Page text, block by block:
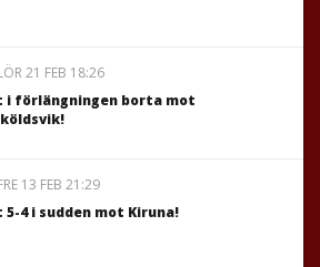
21 FEB 18:26
i förlängningen borta mot
13 FEB 21:29
5-4 i sudden mot Kiruna!